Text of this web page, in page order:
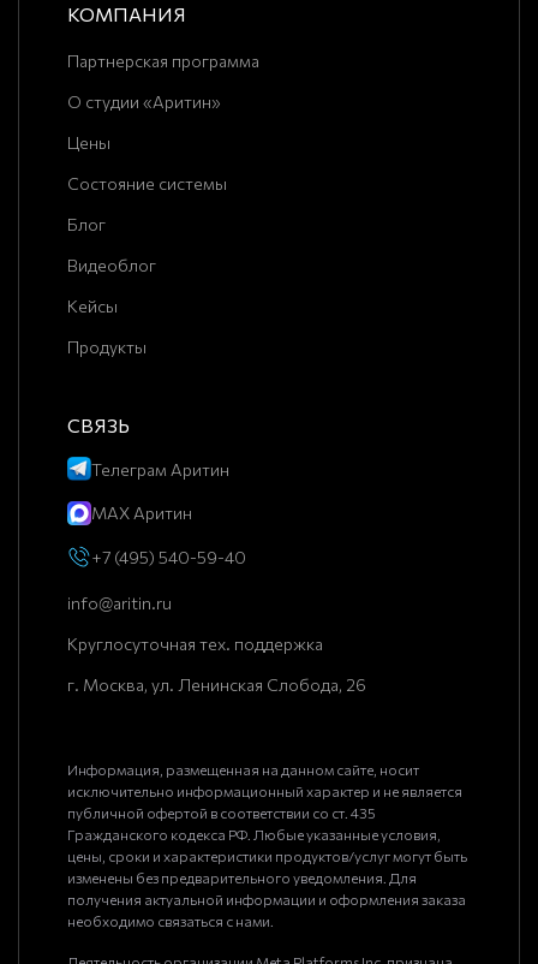
КОМПАНИЯ
Партнерская программа
О студии «Аритин»
Цены
Состояние системы
Блог
Видеоблог
Кейсы
Продукты
СВЯЗЬ
Телеграм Аритин
MAX Аритин
+7 (495) 540-59-40
info@aritin.ru
Круглосуточная тех. поддержка
г. Москва, ул. Ленинская Слобода, 26
Информация, размещенная на данном сайте, носит
исключительно информационный характер и не является
публичной офертой в соответствии со ст. 435
Гражданского кодекса РФ. Любые указанные условия,
цены, сроки и характеристики продуктов/услуг могут быть
изменены без предварительного уведомления. Для
получения актуальной информации и оформления заказа
необходимо связаться с нами.